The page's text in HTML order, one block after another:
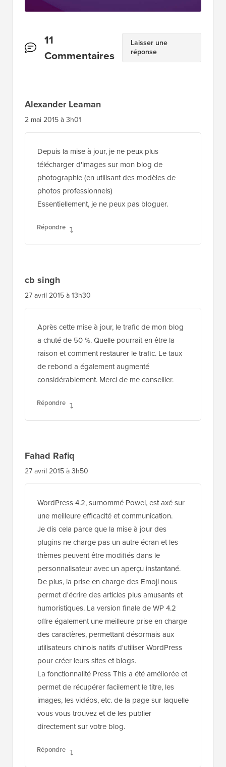
Interactions
des
11
Commentaires
Laisser une
réponse
Alexander Leaman
2 mai 2015 à 3h01
Depuis la mise à jour, je ne peux plus
télécharger d'images sur mon blog de
photographie (en utilisant des modèles de
photos professionnels)
Essentiellement, je ne peux pas bloguer.
Répondre
cb singh
27 avril 2015 à 13h30
Après cette mise à jour, le trafic de mon blog
a chuté de 50 %. Quelle pourrait en être la
raison et comment restaurer le trafic. Le taux
de rebond a également augmenté
considérablement. Merci de me conseiller.
Répondre
Fahad Rafiq
27 avril 2015 à 3h50
WordPress 4.2, surnommé Powel, est axé sur
une meilleure efficacité et communication.
Je dis cela parce que la mise à jour des
plugins ne charge pas un autre écran et les
thèmes peuvent être modifiés dans le
personnalisateur avec un aperçu instantané.
De plus, la prise en charge des Emoji nous
permet d'écrire des articles plus amusants et
humoristiques. La version finale de WP 4.2
offre également une meilleure prise en charge
des caractères, permettant désormais aux
utilisateurs chinois natifs d'utiliser WordPress
pour créer leurs sites et blogs.
La fonctionnalité Press This a été améliorée et
permet de récupérer facilement le titre, les
images, les vidéos, etc. de la page sur laquelle
vous vous trouvez et de les publier
directement sur votre blog.
Répondre